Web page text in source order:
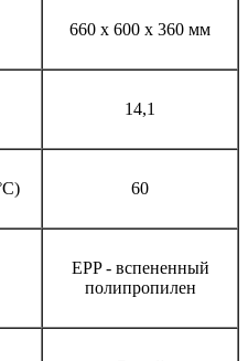
660 x 600 x 360 мм
14,1
60
EPP - вспененный
полипропилен